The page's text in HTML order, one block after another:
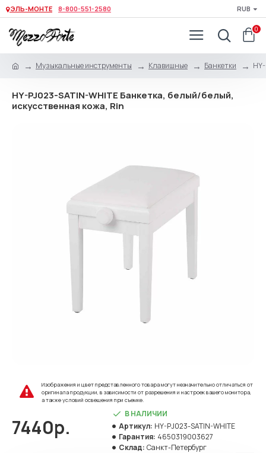
ЭЛЬ-МОНТЕ 8-800-551-2580 RUB
0
Музыкальные инструменты Клавишные Банкетки
HY-PJ023-SATIN-WHITE Банкетка, белый/белый,
искусственная кожа, Rin
Изображения и цвет представленного товара могут незначительно отличаться от
оригинала продукции, в зависимости от разрешения и настроек вашего монитора,
а также условий освещения при съемке.
7440р.
В НАЛИЧИИ
Артикул: HY-PJ023-SATIN-WHITE
Гарантия: 4650319003627
Склад: Санкт-Петербург